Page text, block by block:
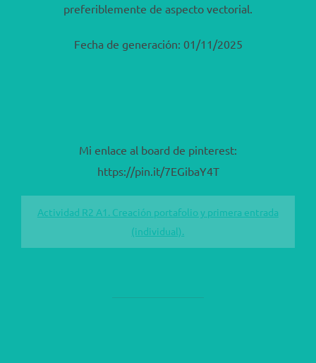
preferiblemente de aspecto vectorial.
Fecha de generación: 01/11/2025
Mi enlace al board de pinterest:
https://pin.it/7EGibaY4T
Actividad R2 A1. Creación portafolio y primera entrada
(individual).